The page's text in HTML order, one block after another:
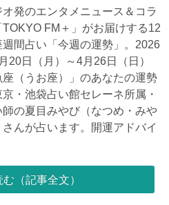
オ発のエンタメニュース＆コラ
TOKYO FM＋」がお届けする12
週間占い「今週の運勢」。2026
20日（月）～4月26日（日）
座（うお座）」のあなたの運勢
京・池袋占い館セレーネ所属・
師の夏目みやび（なつめ・みや
さんが占います。開運アドバイ
（記事全文）